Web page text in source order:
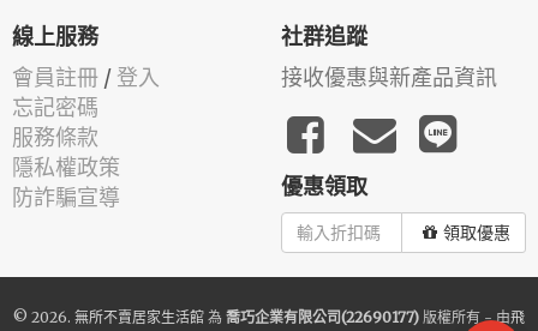
線上服務
會員註冊 / 登入
忘記密碼
服務條款
隱私權政策
防詐騙宣導
社群追蹤
接收優惠與新產品資訊
優惠領取
領取優惠
© 2026. 無所不賣居家生活館 為 喬巧企業有限公司(22690177) 版權所有 - 由飛